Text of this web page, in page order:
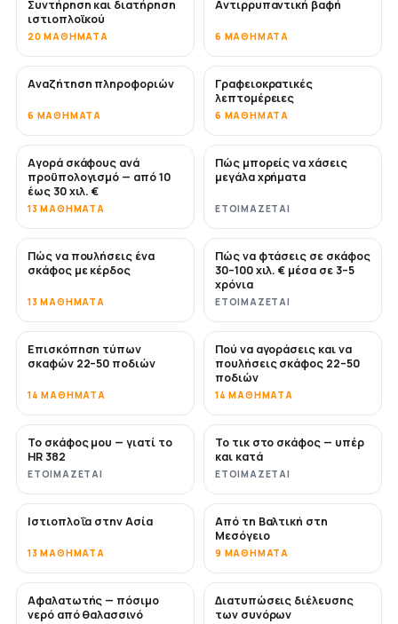
Συντήρηση και διατήρηση
ιστιοπλοϊκού
20 ΜΑΘΉΜΑΤΑ
ΣΎΝΤΟΜΑ
Αντιρρυπαντική βαφή
6 ΜΑΘΉΜΑΤΑ
Αναζήτηση πληροφοριών
6 ΜΑΘΉΜΑΤΑ
Γραφειοκρατικές
λεπτομέρειες
6 ΜΑΘΉΜΑΤΑ
ΣΎΝΤΟΜΑ
Αγορά σκάφους ανά
προϋπολογισμό — από 10
έως 30 χιλ. €
13 ΜΑΘΉΜΑΤΑ
ΣΎΝΤΟΜΑ
Πώς μπορείς να χάσεις
μεγάλα χρήματα
ΕΤΟΙΜΆΖΕΤΑΙ
ΝΈΟ
Πώς να πουλήσεις ένα
σκάφος με κέρδος
13 ΜΑΘΉΜΑΤΑ
ΝΈΟ
Πώς να φτάσεις σε σκάφος
30–100 χιλ. € μέσα σε 3–5
χρόνια
ΕΤΟΙΜΆΖΕΤΑΙ
ΣΎΝΤΟΜΑ
Επισκόπηση τύπων
σκαφών 22–50 ποδιών
14 ΜΑΘΉΜΑΤΑ
ΣΎΝΤΟΜΑ
Πού να αγοράσεις και να
πουλήσεις σκάφος 22–50
ποδιών
14 ΜΑΘΉΜΑΤΑ
ΣΎΝΤΟΜΑ
Το σκάφος μου — γιατί το
HR 382
ΕΤΟΙΜΆΖΕΤΑΙ
ΣΎΝΤΟΜΑ
Το τικ στο σκάφος — υπέρ
και κατά
ΕΤΟΙΜΆΖΕΤΑΙ
ΣΎΝΤΟΜΑ
Ιστιοπλοΐα στην Ασία
13 ΜΑΘΉΜΑΤΑ
ΣΎΝΤΟΜΑ
Από τη Βαλτική στη
Μεσόγειο
9 ΜΑΘΉΜΑΤΑ
ΣΎΝΤΟΜΑ
Αφαλατωτής — πόσιμο
νερό από θαλασσινό
Διατυπώσεις διέλευσης
των συνόρων